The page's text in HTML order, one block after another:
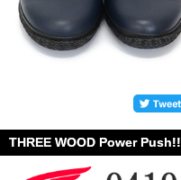
THREE WOOD Power Push!!